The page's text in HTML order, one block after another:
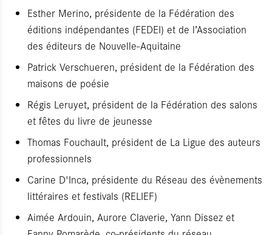
Esther Merino, présidente de la Fédération des
éditions indépendantes (FEDEI) et de l’Association
des éditeurs de Nouvelle-Aquitaine
Patrick Verschueren, président de la Fédération des
maisons de poésie
Régis Leruyet, président de la Fédération des salons
et fêtes du livre de jeunesse
Thomas Fouchault, président de La Ligue des auteurs
professionnels
Carine D'Inca, présidente du Réseau des évènements
littéraires et festivals (RELIEF)
Aimée Ardouin, Aurore Claverie, Yann Dissez et